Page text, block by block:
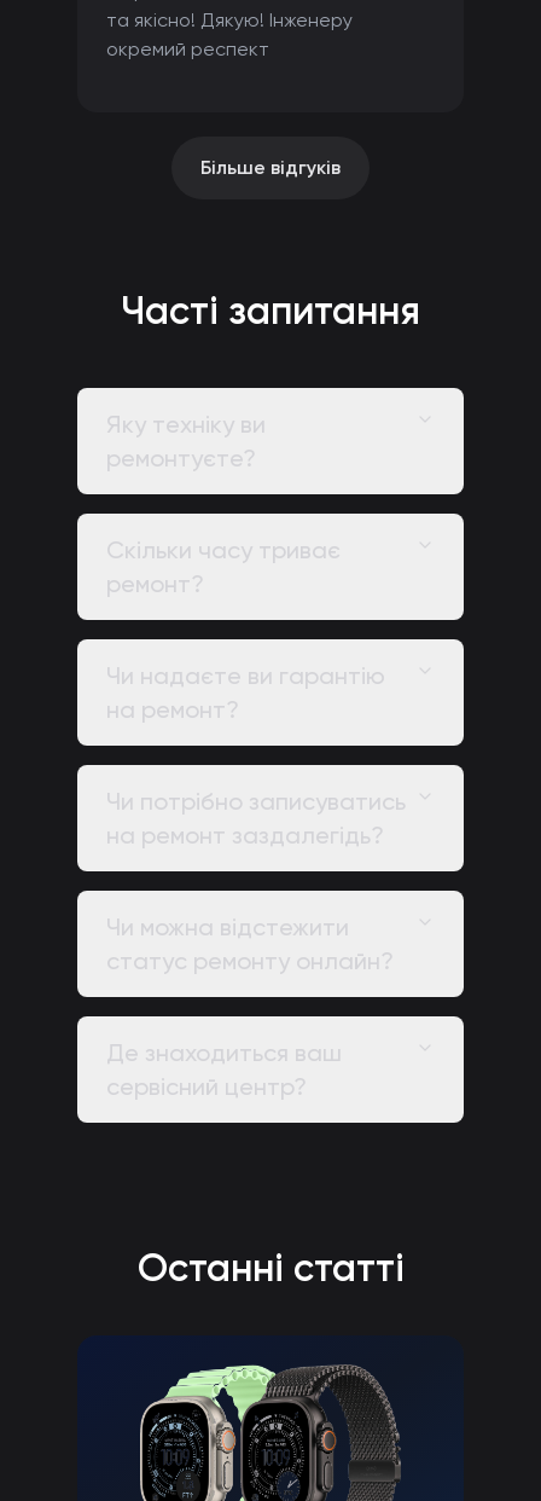
та якісно! Дякую! Інженеру
окремий респект
Більше відгуків
Часті запитання
Яку техніку ви
ремонтуєте?
Скільки часу триває
ремонт?
Чи надаєте ви гарантію
на ремонт?
Чи потрібно записуватись
на ремонт заздалегідь?
Чи можна відстежити
статус ремонту онлайн?
Де знаходиться ваш
сервісний центр?
Останні статті